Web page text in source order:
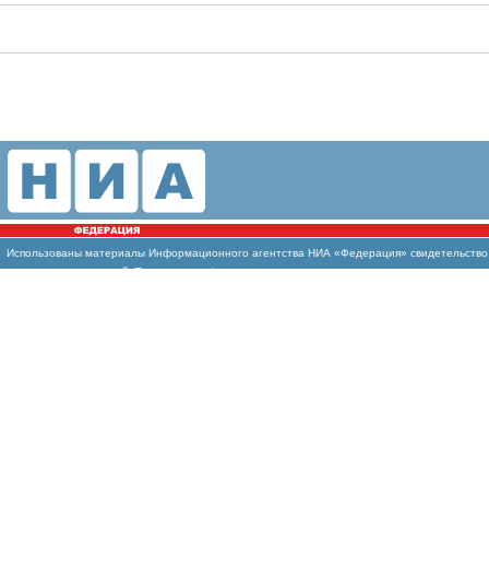
Использованы материалы Информационного агентства НИА «Федерация»
массовых коммуникаций (Роскомнадзор)